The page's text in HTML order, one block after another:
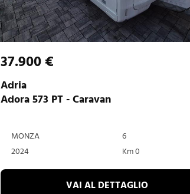
37.900 €
Adria
Adora 573 PT - Caravan
MONZA
6
2024
Km 0
VAI AL DETTAGLIO